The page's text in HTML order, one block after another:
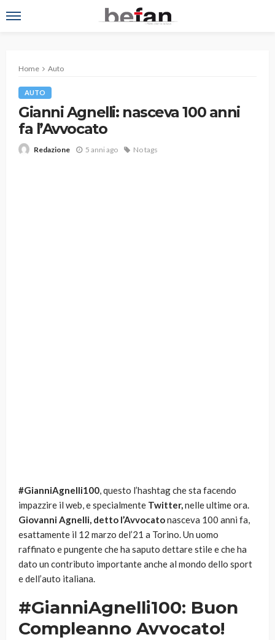
Home Auto
AUTO
Gianni Agnelli: nasceva 100 anni
fa l’Avvocato
Redazione 5 anni ago No tags
#GianniAgnelli100, questo l’hashtag che sta facendo
impazzire il web, e specialmente Twitter,nelle ultime ora.
Giovanni Agnelli, detto l’Avvocatonasceva 100 anni fa,
esattamente il 12 marzo del’21 a Torino. Un uomo
raffinato e pungente che ha saputo dettare stile e che ha
dato un contributo importante anche al mondo dello sport
e dell’auto italiana.
#GianniAgnelli100: Buon
Compleanno Avvocato!